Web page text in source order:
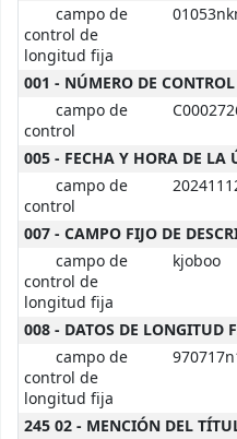
campo de
control de
longitud fija
001 - NÚMERO DE CONTROL
campo de
control
005 - FECHA Y HORA DE LA
campo de
control
007 - CAMPO FIJO DE
campo de
control de
longitud fija
kjoboo
008 - DATOS DE LONGITUD
campo de
control de
longitud fija
245 02 - MENCIÓN DEL